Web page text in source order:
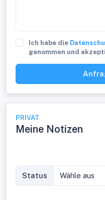
Ich habe die
genommen und
PRIVAT
Meine Notizen
Status Wähle aus